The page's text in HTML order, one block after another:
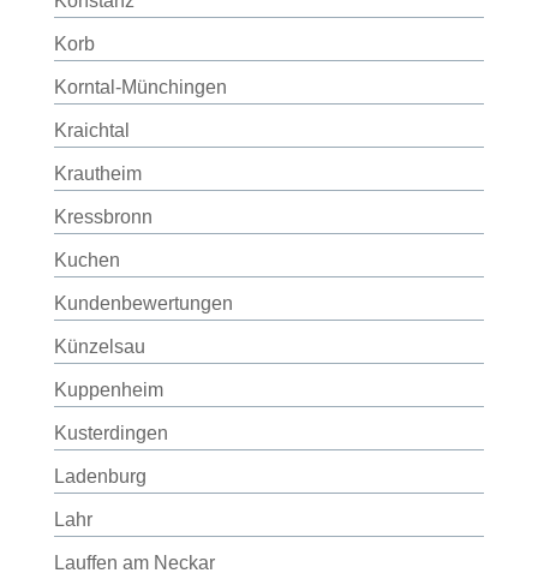
Korb
Korntal-Münchingen
Kraichtal
Krautheim
Kressbronn
Kuchen
Kundenbewertungen
Künzelsau
Kuppenheim
Kusterdingen
Ladenburg
Lahr
Lauffen am Neckar